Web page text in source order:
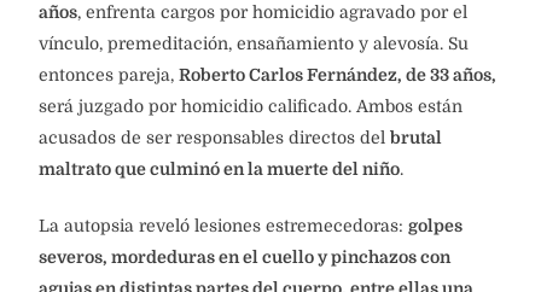
años, enfrenta cargos por homicidio agravado por el
vínculo, premeditación, ensañamiento y alevosía. Su
entonces pareja, Roberto Carlos Fernández, de 33 años,
será juzgado por homicidio calificado. Ambos están
acusados de ser responsables directos del brutal
maltrato que culminó en la muerte del niño.
La autopsia reveló lesiones estremecedoras: golpes
severos, mordeduras en el cuello y pinchazos con
agujas en distintas partes del cuerpo, entre ellas una